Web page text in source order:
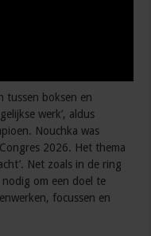
tussen boksen en
werk’, aldus
Nouchka was
2026. Het thema
Net zoals in de ring
om een doel te
focussen en